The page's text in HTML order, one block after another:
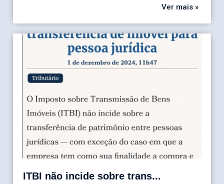
Ver mais »
ITBI não incide sobre trans...